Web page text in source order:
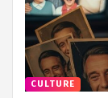
CULTURE